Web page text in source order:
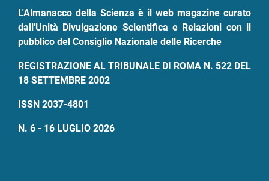
L'Almanacco della Scienza è il web magazine curato
dall'Unità Divulgazione Scientifica e Relazioni con il
pubblico del Consiglio Nazionale delle Ricerche
REGISTRAZIONE AL TRIBUNALE DI ROMA N. 522 DEL
18 SETTEMBRE 2002
ISSN 2037-4801
N. 6 - 16 LUGLIO 2026